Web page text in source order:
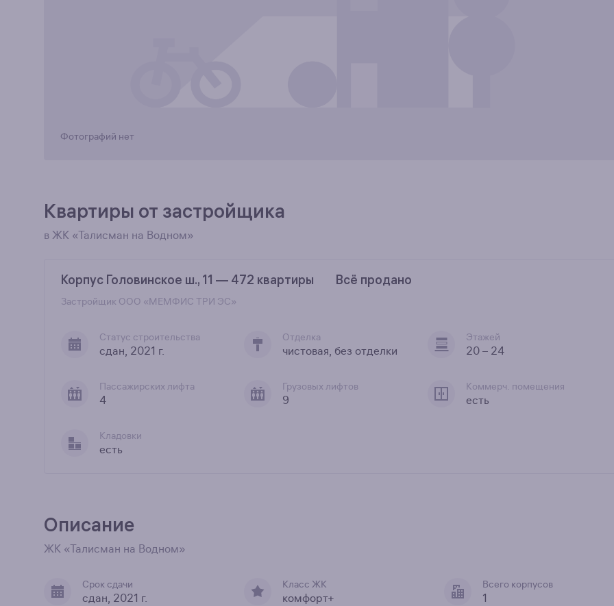
Фотографий нет
Квартиры от застройщика
в ЖК «Талисман на Водном»
Корпус Головинское ш., 11 — 472 квартиры Всё продано
Застройщик ООО «МЕМФИС ТРИ ЭС»
Статус строительства
сдан, 2021 г.
Отделка
чистовая, без отделки
Этажей
20 – 24
Пассажирских лифта
4
Грузовых лифтов
9
Коммерч. помещения
есть
Кладовки
есть
Описание
ЖК «Талисман на Водном»
Срок сдачи
сдан, 2021 г.
Класс ЖК
комфорт+
Всего корпусов
1